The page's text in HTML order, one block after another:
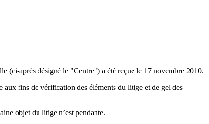
(ci-après désigné le "Centre") a été reçue le 17 novembre 2010.
fins de vérification des éléments du litige et de gel des
objet du litige n’est pendante.